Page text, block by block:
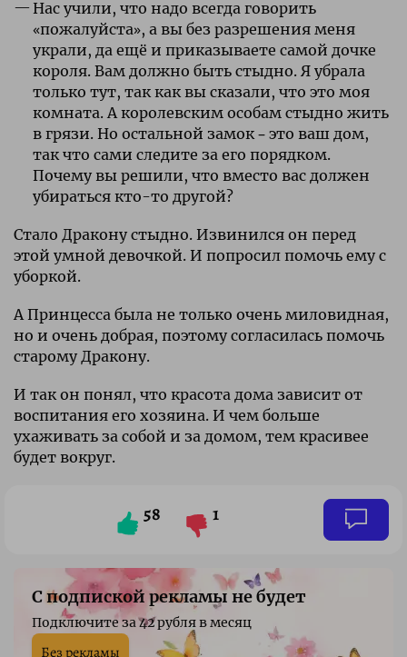
Нас учили, что надо всегда говорить
«пожалуйста», а вы без разрешения меня
украли, да ещё и приказываете самой дочке
короля. Вам должно быть стыдно. Я убрала
только тут, так как вы сказали, что это моя
комната. А королевским особам стыдно жить
в грязи. Но остальной замок – это ваш дом,
так что сами следите за его порядком.
Почему вы решили, что вместо вас должен
убираться кто-то другой?
Стало Дракону стыдно. Извинился он перед
этой умной девочкой. И попросил помочь ему с
уборкой.
А Принцесса была не только очень миловидная,
но и очень добрая, поэтому согласилась помочь
старому Дракону.
И так он понял, что красота дома зависит от
воспитания его хозяина. И чем больше
ухаживать за собой и за домом, тем красивее
будет вокруг.
58 1
С подпиской рекламы не будет
Подключите за 42 рубля в месяц
Без рекламы